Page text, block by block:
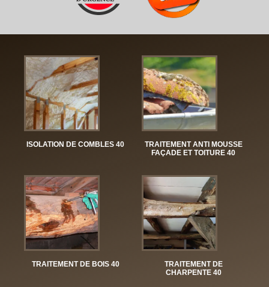
ISOLATION DE COMBLES 40
TRAITEMENT ANTI MOUSSE
FAÇADE ET TOITURE 40
TRAITEMENT DE BOIS 40
TRAITEMENT DE
CHARPENTE 40